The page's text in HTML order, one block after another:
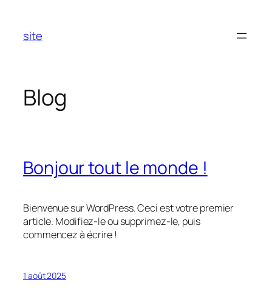
contenu
site
Blog
Bonjour tout le monde !
Bienvenue sur WordPress. Ceci est votre premier
article. Modifiez-le ou supprimez-le, puis
commencez à écrire !
1 août 2025